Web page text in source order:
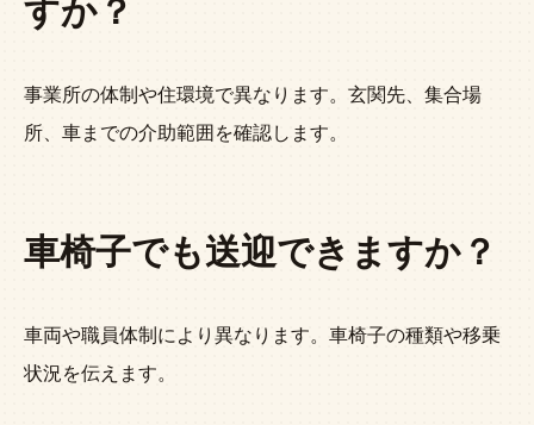
すか？
事業所の体制や住環境で異なります。玄関先、集合場
所、車までの介助範囲を確認します。
車椅子でも送迎できますか？
車両や職員体制により異なります。車椅子の種類や移乗
状況を伝えます。